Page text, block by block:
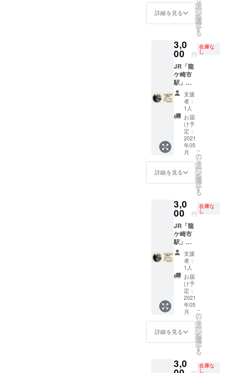
欄】に
「郵便
先(住
所)」･
「氏
名」の
記載を
お願い
しま
す。 ●
このリ
ターン
は、10
組単位
となり
ますの
で、11
12組分
など、1
端数分
が必要
な場合
は、通
常の1組
分の支
援と組
み合わ
せてく
ださ
い。ま
た、20
組分、
50組分
のまと
めて支
援もあ
りま
す。こ
の組み
合わせ
円×5口
で支援
いただ
くか、1
口で支
援額を
50,000
円に上
乗せし
てくだ
さい。
・備考
欄に、
メイン
サイト
に掲載
を希望
お名前
（企
と、リ
ンク先
のペー
ジの
URLを
ご記入
くださ
い。 ※
このご
支援の
場合、
謎解き
宝探し
イベン
トへの
ご案内
などは
いたし
ません
ご案内
などを
サーク
ルや職
場など
のレク
レー
ション
や福利
厚生な
どとし
て、謎
解き宝
探しイ
ベント
をご活
用いた
合など
に便利
者の方
へのお
願い】
謎解き
宝探し
イベン
ト参加
のご案
内を急
ぎお伝
えした
いの
で、お
手数で
すが
欄】に
「郵便
先(住
枚) ●こ
のリ
場合、
謎解き
宝探し
イベン
トへの
参加が
できま
す。1回
のご支
援につ
き50組
分のイ
ベント
参加に
必要な
ご案内
などを
サーク
ルや職
場など
のレク
レー
ション
や福利
厚生な
どとし
て、謎
解き宝
探しイ
ベント
をご活
用いた
合など
に便利
者の方
容 ・常
磐線全
線運転
再開記
ルスタ
ンド(1
個) ●こ
のリ
ターン
を選択
された
場合、
謎解き
宝探し
イベン
トへの
参加が
できま
す。1回
のご支
援につ
加に必
要なご
案内な
どをご
提供い
たしま
す(複数
をご希
望され
る場合
は、上
乗せ支
援では
なく、
個数を
増やし
てご支
【支援
詳細を見る
タ
ー
ン
を
選
択
す
る
3,0
00 円
在庫な
し
JR「龍
ケ崎市
駅」駅
員体験
【JR東
日本水
戸支社
提供】
※日時指
定：
2021.6.
12(土)1
3:00～
14:00 ※
人数制
限：1組
名まで
■リター
ンの内
容 ・録
音した
放送内
容が駅
で流れ
る！
「放送
体験」
・どう
やって
寝坊を
防いで
いる？
絶対寝
装置体
験」 ・
支援
者：
1人
お届
け予
定：
2021
年05
月
詳細を見る
こ
の
リ
タ
ー
ン
を
選
択
す
る
3,0
00 円
在庫な
し
JR「龍
ケ崎市
駅」駅
員体験
【JR東
日本水
戸支社
提供】
※日時指
定：
2021.6.
12(土)1
5:00～
16:00 ※
人数制
限：1組
名まで
■リター
支援
者：
1人
お届
け予
定：
2021
年05
月
詳細を見る
こ
の
リ
タ
ー
ン
を
選
択
す
る
3,0 在庫な
し